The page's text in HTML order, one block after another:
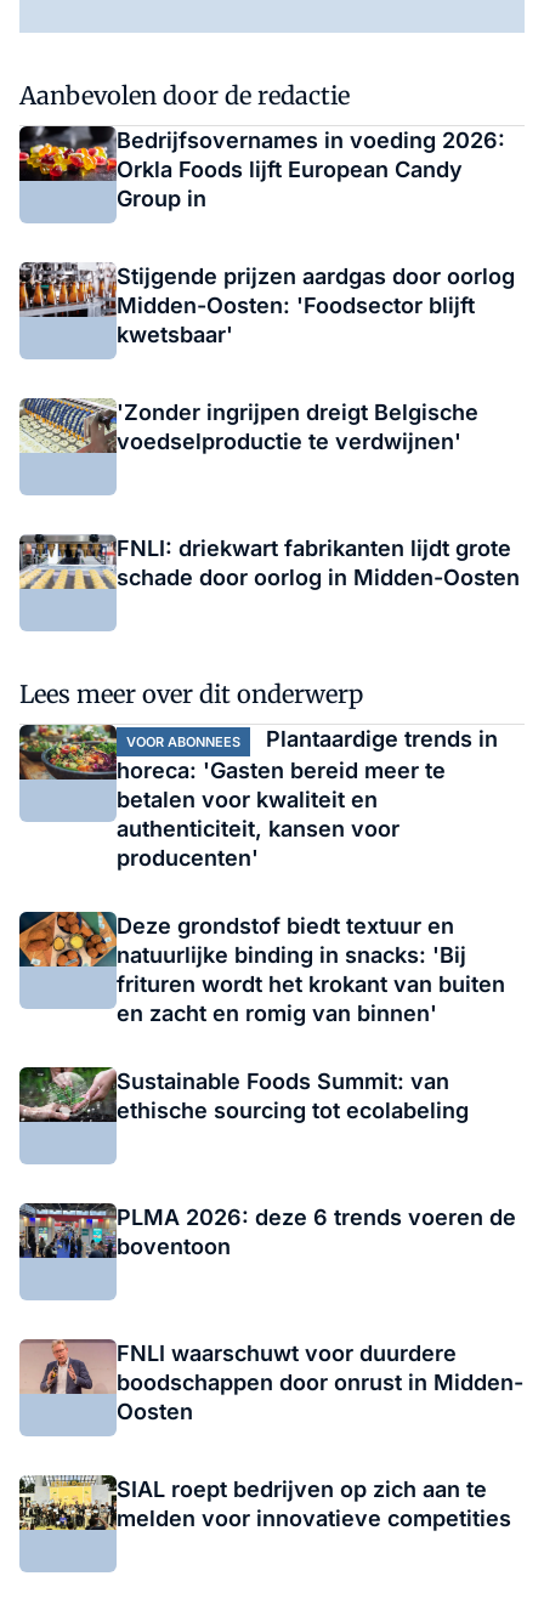
Aanbevolen door de redactie
Bedrijfsovernames in voeding 2026:
Orkla Foods lijft European Candy
Group in
Stijgende prijzen aardgas door oorlog
Midden-Oosten: 'Foodsector blijft
kwetsbaar'
'Zonder ingrijpen dreigt Belgische
voedselproductie te verdwijnen'
FNLI: driekwart fabrikanten lijdt grote
schade door oorlog in Midden-Oosten
Lees meer over dit onderwerp
VOOR ABONNEES
Plantaardige trends in
horeca: 'Gasten bereid meer te
betalen voor kwaliteit en
authenticiteit, kansen voor
producenten'
Deze grondstof biedt textuur en
natuurlijke binding in snacks: 'Bij
frituren wordt het krokant van buiten
en zacht en romig van binnen'
Sustainable Foods Summit: van
ethische sourcing tot ecolabeling
PLMA 2026: deze 6 trends voeren de
boventoon
FNLI waarschuwt voor duurdere
boodschappen door onrust in Midden-
Oosten
SIAL roept bedrijven op zich aan te
melden voor innovatieve competities